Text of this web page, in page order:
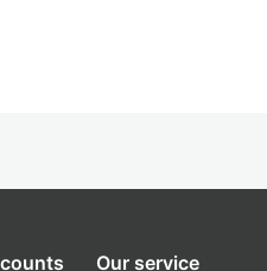
Our service